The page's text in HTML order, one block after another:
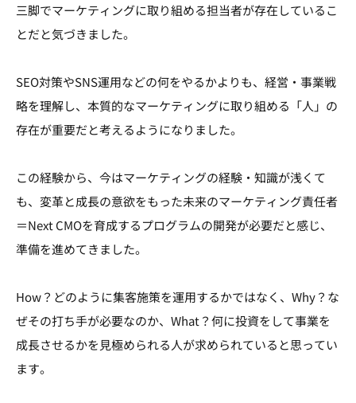
三脚でマーケティングに取り組める担当者が存在しているこ
とだと気づきました。
SEO対策やSNS運用などの何をやるかよりも、経営・事業戦
略を理解し、本質的なマーケティングに取り組める「人」の
存在が重要だと考えるようになりました。
この経験から、今はマーケティングの経験・知識が浅くて
も、変革と成長の意欲をもった未来のマーケティング責任者
＝Next CMOを育成するプログラムの開発が必要だと感じ、
準備を進めてきました。
How？どのように集客施策を運用するかではなく、Why？な
ぜその打ち手が必要なのか、What？何に投資をして事業を
成長させるかを見極められる人が求められていると思ってい
ます。